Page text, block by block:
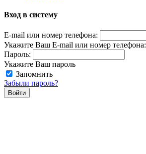
Вход в систему
E-mail или номер телефона:
Укажите Ваш E-mail или номер телефона:
Пароль:
Укажите Ваш пароль
Запомнить
Забыли пароль?